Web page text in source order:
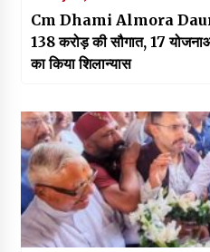
Cm Dhami Almora
138 करोड़ की सौगात, 17
का किया शिलान्यास